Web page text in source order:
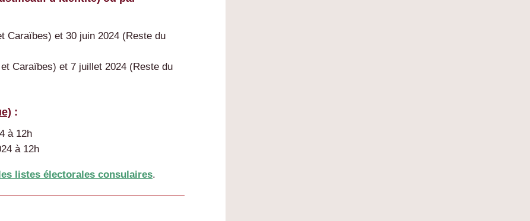
Caraïbes) et 30 juin 2024 (Reste du
Caraïbes) et 7 juillet 2024 (Reste du
:
à 12h
à 12h
listes électorales consulaires.